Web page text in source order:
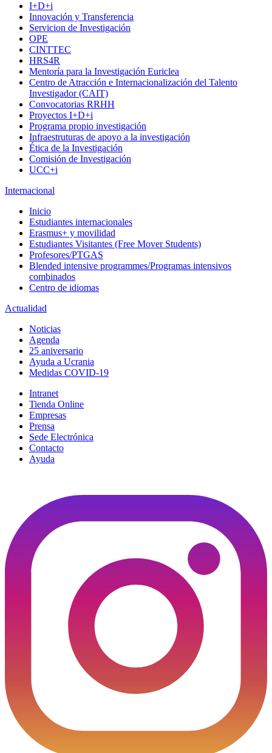
I+D+i
Innovación y Transferencia
Servicion de Investigación
OPE
CINTTEC
HRS4R
Mentoría para la Investigación Euriclea
Centro de Atracción e Internacionalización del Talento
Investigador (CAIT)
Convocatorias RRHH
Proyectos I+D+i
Programa propio investigación
Infraestruturas de apoyo a la investigación
Ética de la Investigación
Comisión de Investigación
UCC+i
Internacional
Inicio
Estudiantes internacionales
Erasmus+ y movilidad
Estudiantes Visitantes (Free Mover Students)
Profesores/PTGAS
Blended intensive programmes/Programas intensivos
combinados
Centro de idiomas
Actualidad
Noticias
Agenda
25 aniversario
Ayuda a Ucrania
Medidas COVID-19
Intranet
Tienda Online
Empresas
Prensa
Sede Electrónica
Contacto
Ayuda